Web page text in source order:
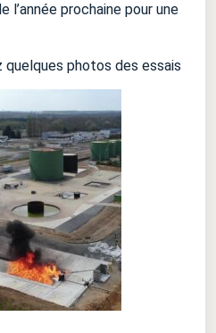
l’année prochaine pour une
photos des essais